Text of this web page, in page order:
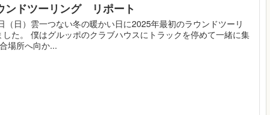
ンドツーリング リポート
（日）雲一つない冬の暖かい日に2025年最初のラウンドツーリ
した。 僕はグルッポのクラブハウスにトラックを停めて一緒に集
場所へ向か...